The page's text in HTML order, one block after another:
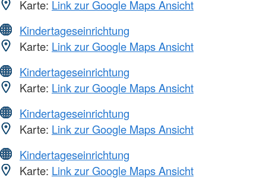
Karte: Link zur Google Maps Ansicht
Kindertageseinrichtung
Karte: Link zur Google Maps Ansicht
Kindertageseinrichtung
Karte: Link zur Google Maps Ansicht
Kindertageseinrichtung
Karte: Link zur Google Maps Ansicht
Kindertageseinrichtung
Karte: Link zur Google Maps Ansicht